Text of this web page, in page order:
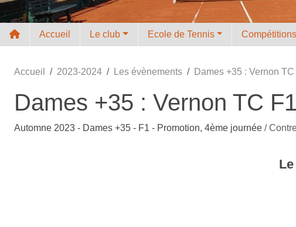
Accueil Le club Ecole de Tennis Compétitions
Accueil 2023-2024 Les évènements Dames +35 : Vernon
Dames +35 : Vernon TC
Automne 2023 - Dames +35 - F1 - Promotion, 4ème journée /
Le